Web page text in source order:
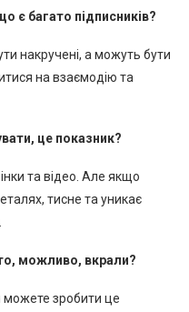
є багато підписників?
накручені, а можуть бути
на взаємодію та
це показник?
та відео. Але якщо
тисне та уникає
можливо, вкрали?
можете зробити це